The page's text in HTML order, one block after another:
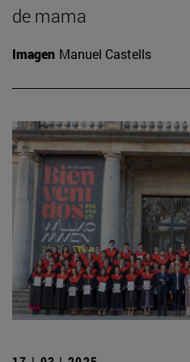
de mama
Imagen Manuel Castells